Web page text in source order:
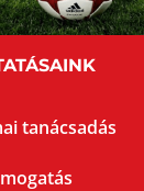
tanácsadás